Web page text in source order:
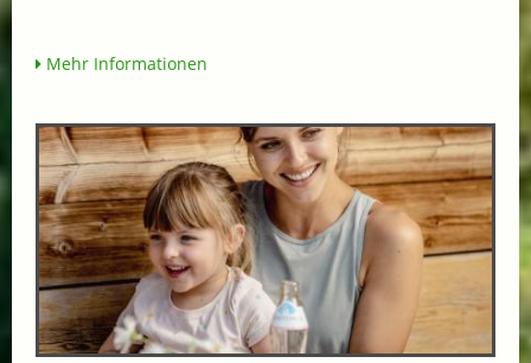
Mehr Informationen